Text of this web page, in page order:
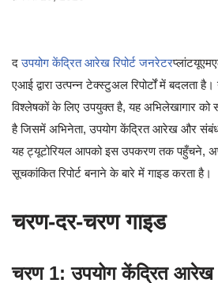
दउपयोग केंद्रित आरेख रिपोर्ट जनरेटर
एआई द्वारा उत्पन्न टेक्स्टुअल रिपोर्टों में बदलता
विश्लेषकों के लिए उपयुक्त है, यह अभिलेखागार को
है जिसमें अभिनेता, उपयोग केंद्रित आरेख और संबंधों
यह ट्यूटोरियल आपको इस उपकरण तक पहुँचने,
सूचकांकित रिपोर्ट बनाने के बारे में गाइड करता है।
चरण-दर-चरण गाइड
चरण 1: उपयोग केंद्रित आरेख